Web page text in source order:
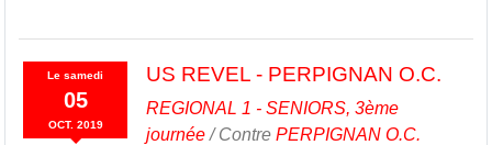
Lesamedi
05
OCT. 2019
US REVEL - PERPIGNAN O.C.
REGIONAL 1 - SENIORS, 3ème
journée/ Contre PERPIGNAN O.C.